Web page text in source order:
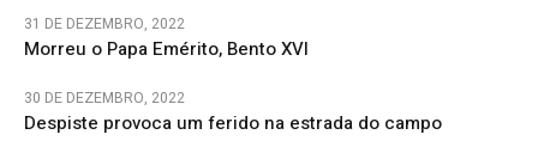
31 DE DEZEMBRO, 2022
Morreu o Papa Emérito, Bento XVI
30 DE DEZEMBRO, 2022
Despiste provoca um ferido na estrada do campo